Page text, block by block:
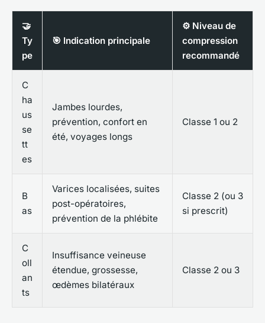
🤝
Ty
pe
🎯 Indication principale
⚙️ Niveau de
compression
recommandé
C
ha
us
se
tt
es
Jambes lourdes,
prévention, confort en
été, voyages longs
Classe 1 ou 2
B
as
Varices localisées, suites
post-opératoires,
prévention de la phlébite
Classe 2 (ou 3
si prescrit)
C
oll
an
ts
Insuffisance veineuse
étendue, grossesse,
œdèmes bilatéraux
Classe 2 ou 3